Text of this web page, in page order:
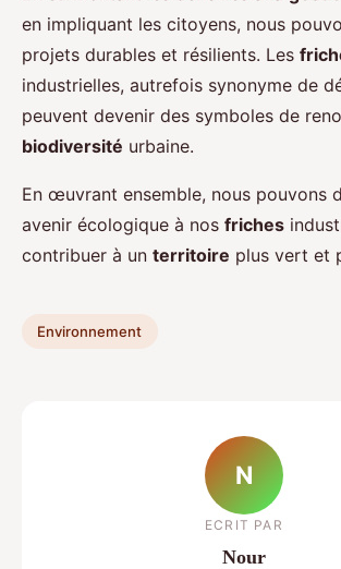
en impliquant les citoyens, nous
projets durables et résilients. Les
industrielles, autrefois synonyme de
peuvent devenir des symboles de
biodiversité urbaine.
En œuvrant ensemble, nous pouvons
avenir écologique à nos friches
contribuer à un territoire plus vert et
Environnement
N
ECRIT PAR
Nour